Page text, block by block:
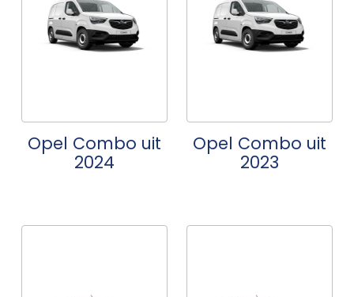
Opel Combo uit
2024
Opel Combo uit
2023